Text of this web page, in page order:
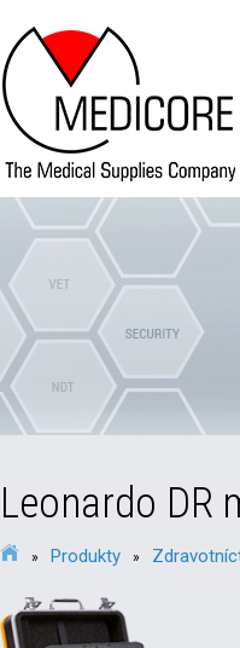
Leonardo DR
» Produkty »